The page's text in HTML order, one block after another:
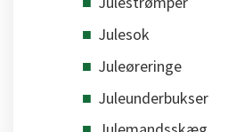
Julesok
Juleøreringe
Juleunderbukser